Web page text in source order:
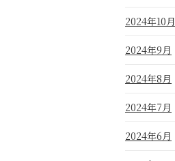
2024年10月
2024年9月
2024年8月
2024年7月
2024年6月